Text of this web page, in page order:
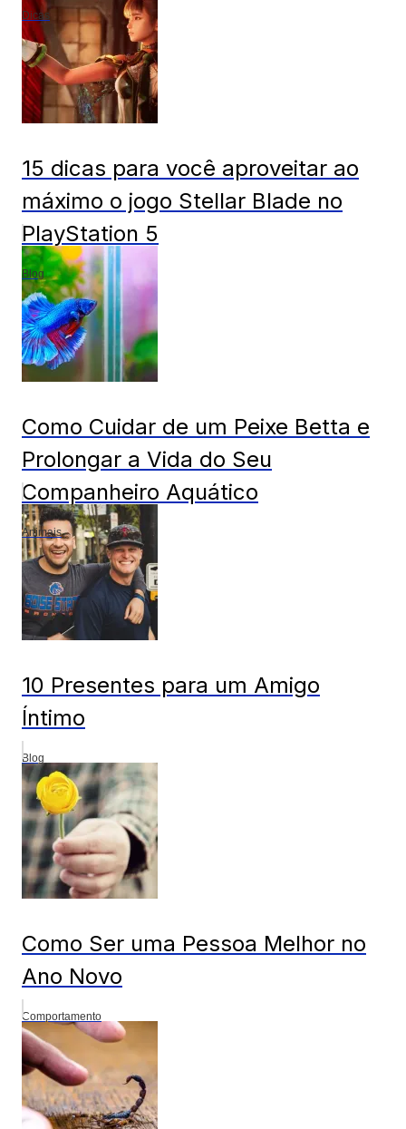
Dicas
15 dicas para você aproveitar ao
máximo o jogo Stellar Blade no
PlayStation 5
Blog
Como Cuidar de um Peixe Betta e
Prolongar a Vida do Seu
Companheiro Aquático
Animais
10 Presentes para um Amigo
Íntimo
Blog
Como Ser uma Pessoa Melhor no
Ano Novo
Comportamento